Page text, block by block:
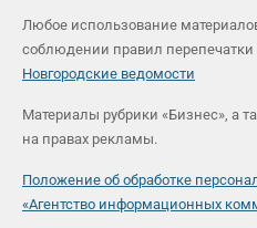
Любое использование
соблюдении правил
Новгородские ведомости
Материалы рубрики «Бизнес», а
на правах рекламы.
Положение об обработке
«Агентство информационных